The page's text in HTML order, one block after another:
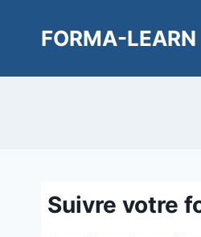
FORMA-LEARN
Suivre votre